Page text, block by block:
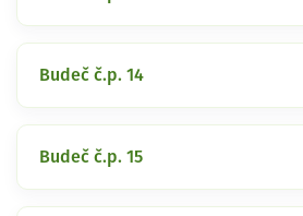
Budeč č.p. 14
Budeč č.p. 15